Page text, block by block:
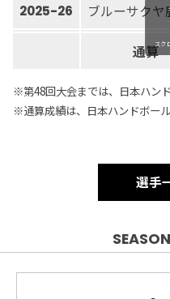
2025-26 ブルーサクヤ
通算スク
※第48回大会までは、日本ハン
※通算成績は、日本ハンドボー
選手